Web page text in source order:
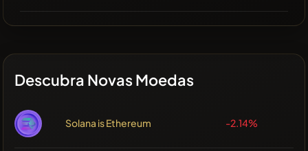
Descubra Novas Moedas
Solana is Ethereum -2.14%